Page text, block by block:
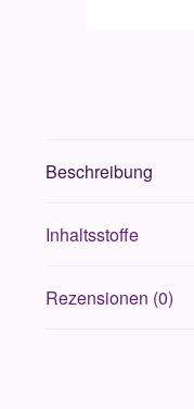
Beschreibung
Inhaltsstoffe
Rezensionen (0)